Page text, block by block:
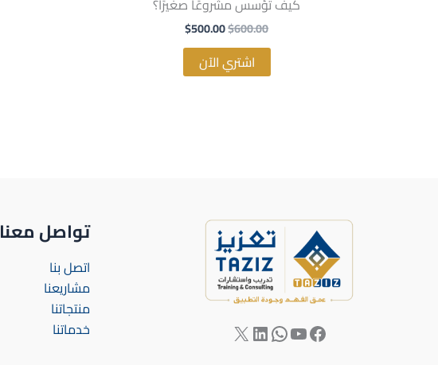
$600.00
$500.00
اشتري الآن
تواصل معنا
اتصل بنا
مشاريعنا
منتجاتنا
خدماتنا